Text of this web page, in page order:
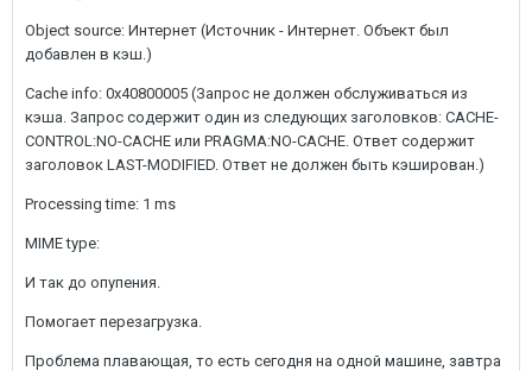
Object source: Интернет (Источник - Интернет. Объект был
добавлен в кэш.)
Cache info: 0x40800005 (Запрос не должен обслуживаться из
кэша. Запрос содержит один из следующих заголовков: CACHE-
CONTROL:NO-CACHE или PRAGMA:NO-CACHE. Ответ содержит
заголовок LAST-MODIFIED. Ответ не должен быть кэширован.)
Processing time: 1 ms
MIME type:
И так до опупения.
Помогает перезагрузка.
Проблема плавающая, то есть сегодня на одной машине, завтра